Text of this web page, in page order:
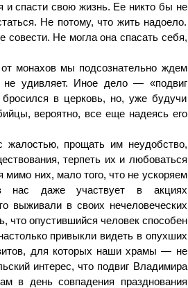
и спасти свою жизнь. Ее никто бы не
Не потому, что жить надоело.
совести. Не могла она спасать себя,
монахов мы подсознательно ждем
не удивляет. Иное дело — «подвиг
в церковь, но, уже будучи
вероятно, все еще надеясь его
прощать им неудобство,
терпеть их и любоваться
них, мало того, что не ускоряем
даже участвует в акциях
выживали в своих нечеловеческих
что опустившийся человек способен
привыкли видеть в опухших
для которых наши храмы — не
интерес, что подвиг Владимира
в день совпадения празднования